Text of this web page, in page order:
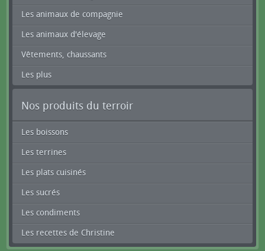
Les animaux de compagnie
Les animaux d'élevage
Vêtements, chaussants
Les plus
Nos produits du terroir
Les boissons
Les terrines
Les plats cuisinés
Les sucrés
Les condiments
Les recettes de Christine